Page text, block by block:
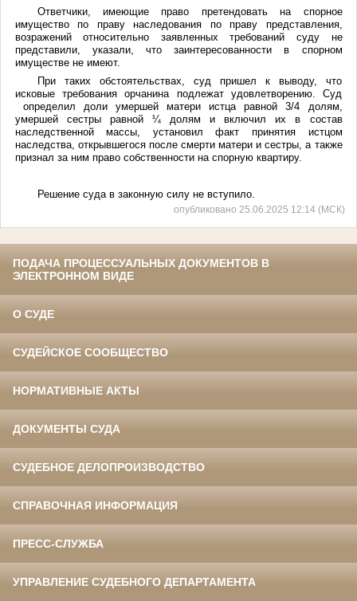
Ответчики, имеющие право претендовать на спорное
имущество по праву наследования по праву представления,
возражений относительно заявленных требований суду не
представили, указали, что заинтересованности в спорном
имуществе не имеют.
При таких обстоятельствах, суд пришел к выводу, что
исковые требования орчанина подлежат удовлетворению. Суд
определил доли умершей матери истца равной 3/4 долям,
умершей сестры равной ¼ долям и включил их в состав
наследственной массы, установил факт принятия истцом
наследства, открывшегося после смерти матери и сестры, а также
признал за ним право собственности на спорную квартиру.
Решение суда в законную силу не вступило.
опубликовано 25.06.2025 12:14 (МСК)
ПОДАЧА ПРОЦЕССУАЛЬНЫХ ДОКУМЕНТОВ В
ЭЛЕКТРОННОМ ВИДЕ
О СУДЕ
СУДЕЙСКОЕ СООБЩЕСТВО
НОРМАТИВНЫЕ АКТЫ
ДОКУМЕНТЫ СУДА
СУДЕБНОЕ ДЕЛОПРОИЗВОДСТВО
СПРАВОЧНАЯ ИНФОРМАЦИЯ
ПРЕСС-СЛУЖБА
УПРАВЛЕНИЕ СУДЕБНОГО ДЕПАРТАМЕНТА